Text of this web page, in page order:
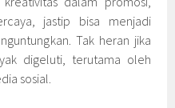
jastip bisa menjadi
Tak heran jika
digeluti, terutama oleh
sosial.